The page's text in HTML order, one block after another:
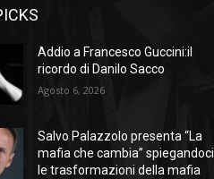
Addio a Francesco Guccini:il
ricordo di Danilo Sacco
Agosto 6, 2026
Salvo Palazzolo presenta “La
mafia che cambia” spiegandoci
le trasformazioni della mafia